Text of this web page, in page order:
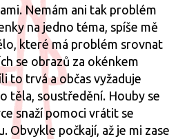
Nemám ani tak problém
na jedno téma, spíše mě
které má problém srovnat
se obrazů za okénkem
to trvá a občas vyžaduje
těla, soustředění. Houby se
snaží pomoci vrátit se
Obvykle počkají, až je mi zase